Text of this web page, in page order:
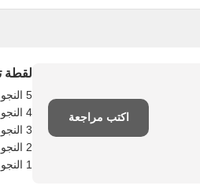
اكتب مراجعة
لقطة
5 النجوم
4 النجوم
3 النجوم
2 النجوم
1 النجوم